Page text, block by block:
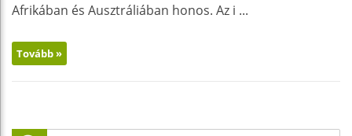
Afrikában és Ausztráliában honos. Az i ...
Tovább »